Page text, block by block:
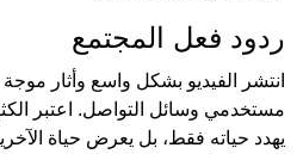
ردود فعل المجتمع
انتشر الفيديو بشكل واسع وأثار
مستخدمي وسائل التواصل. اعتبر
يهدد حياته فقط، بل يعرض حياة